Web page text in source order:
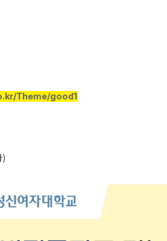
Theme/good1
)